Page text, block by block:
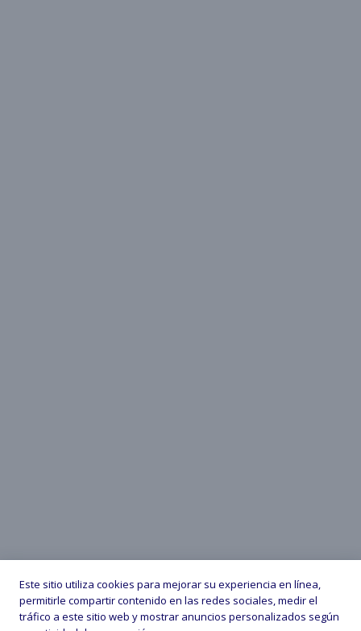
Este sitio utiliza cookies para mejorar su experiencia en línea,
permitirle compartir contenido en las redes sociales, medir el
tráfico a este sitio web y mostrar anuncios personalizados según